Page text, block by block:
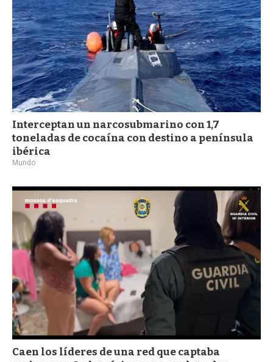
Interceptan un narcosubmarino con 1,7
toneladas de cocaína con destino a península
ibérica
Mundo
Caen los líderes de una red que captaba